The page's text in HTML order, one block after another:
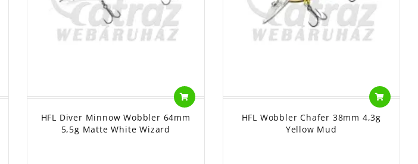
HFL Diver Minnow Wobbler 64mm
5,5g Matte White Wizard
HFL Wobbler Chafer 38mm 4,3g
Yellow Mud